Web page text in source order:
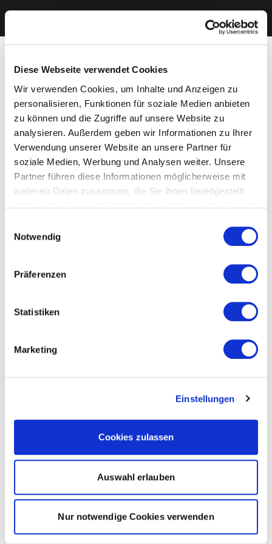
Diese Webseite verwendet Cookies
Wir verwenden Cookies, um Inhalte und Anzeigen zu
personalisieren, Funktionen für soziale Medien anbieten
zu können und die Zugriffe auf unsere Website zu
analysieren. Außerdem geben wir Informationen zu Ihrer
Verwendung unserer Website an unsere Partner für
soziale Medien, Werbung und Analysen weiter. Unsere
Partner führen diese Informationen möglicherweise mit
weiteren Daten zusammen, die Sie ihnen bereitgestellt
Cookies, wenn Sie unsere Webseite weiterhin nutzen.
Notwendig
Präferenzen
Statistiken
Marketing
Einstellungen
Cookies zulassen
Auswahl erlauben
Nur notwendige Cookies verwenden